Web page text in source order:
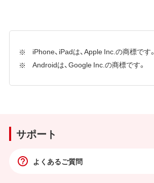
iPhone、iPadは、Apple Inc.の商標です。
Androidは、Google Inc.の商標です。
サポート
よくあるご質問